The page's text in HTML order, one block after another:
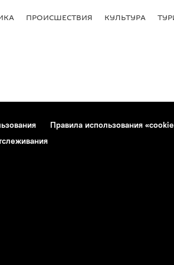
ПРОИСШЕСТВИЯ КУЛЬТУРА
Правила использования